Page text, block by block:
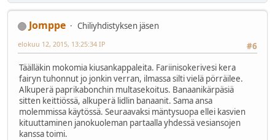
Jomppe
Chiliyhdistyksen jäsen
#6
elokuu 12, 2015, 13:25:34 IP
Täälläkin mokomia kiusankappaleita. Fariinisokerivesi kera
fairyn tuhonnut jo jonkin verran, ilmassa silti vielä pörräilee.
Alkuperä paprikabonchin multasekoitus. Banaanikärpäsiä
sitten keittiössä, alkuperä lidlin banaanit. Sama ansa
molemmissa käytössä. Seuraavaksi mäntysuopa ellei kasvien
kituuttaminen janokuoleman partaalla yhdessä vesiansojen
kanssa toimi.